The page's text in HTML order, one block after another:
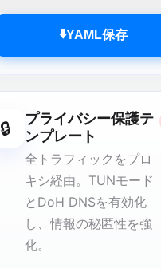
⬇️YAML保存
🔒
プライバシー保護テ
ンプレート
全トラフィックをプロ
キシ経由。TUNモード
とDoH DNSを有効化
し、情報の秘匿性を強
化。